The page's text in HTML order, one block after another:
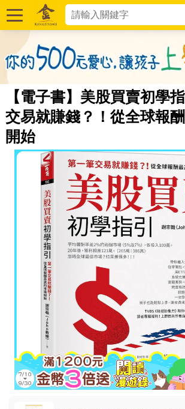
【電子書】美股買賣初學
交易就賺錢？！從全球報
開始